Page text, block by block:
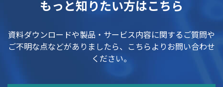
もっと知りたい方はこちら
資料ダウンロードや製品・サービス内容に関するご質問や
ご不明な点などがありましたら、こちらよりお問い合わせ
ください。